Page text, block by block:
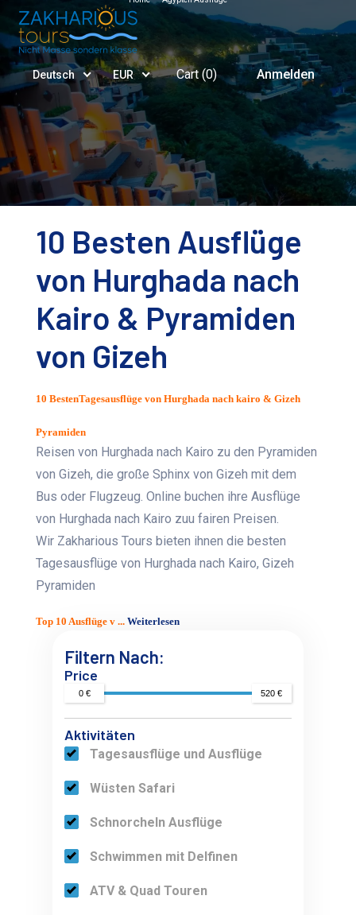
Deutsch EUR Cart (0) Anmelden
10 Besten Ausflüge
von Hurghada nach
Kairo & Pyramiden
von Gizeh
10 BestenTagesausflüge von Hurghada nach kairo & Gizeh
Pyramiden
Reisen von Hurghada nach Kairo zu den Pyramiden
von Gizeh, die große Sphinx von Gizeh mit dem
Bus oder Flugzeug. Online buchen ihre Ausflüge
von Hurghada nach Kairo zuu fairen Preisen.
Wir Zakharious Tours bieten ihnen die besten
Tagesausflüge von Hurghada nach Kairo, Gizeh
Pyramiden
Top 10 Ausflüge v ...Weiterlesen
Filtern Nach:
Price
0 € 520 €
Aktivitäten
Tagesausflüge und Ausflüge
Wüsten Safari
Schnorcheln Ausflüge
Schwimmen mit Delfinen
ATV & Quad Touren